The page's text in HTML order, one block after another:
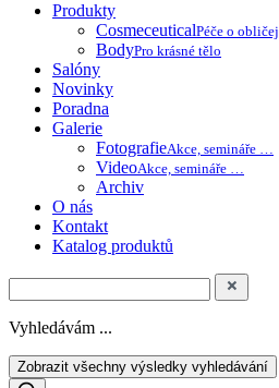
Produkty
CosmeceuticalPéče o obličej
BodyPro krásné tělo
Salóny
Novinky
Poradna
Galerie
FotografieAkce, semináře …
VideoAkce, semináře …
Archiv
O nás
Kontakt
Katalog produktů
Vyhledávám ...
Zobrazit všechny výsledky vyhledávání